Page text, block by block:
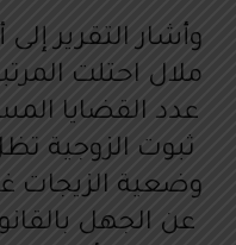
وأشار التقرير إلى
ملال احتلت
عدد القضايا
ثبوت الزوجية
وضعية الزيجات
عن الجهل